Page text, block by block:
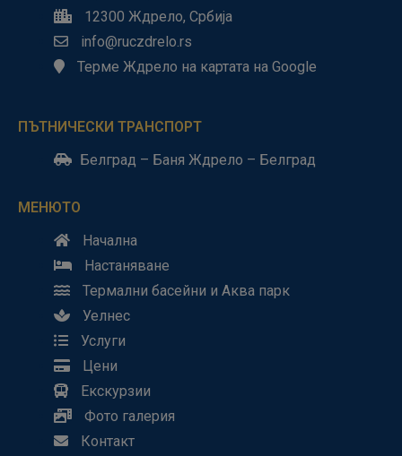
МЕНЮТО
Начална
Настаняване
Термални басейни и Аква парк
Уелнес
Услуги
Цени
Екскурзии
Фото галерия
Контакт
12300 Ждрело, Србија
info@ruczdrelo.rs
Терме Ждрело на картата на Google
ПЪТНИЧЕСКИ ТРАНСПОРТ
Белград – Баня Ждрело – Белград